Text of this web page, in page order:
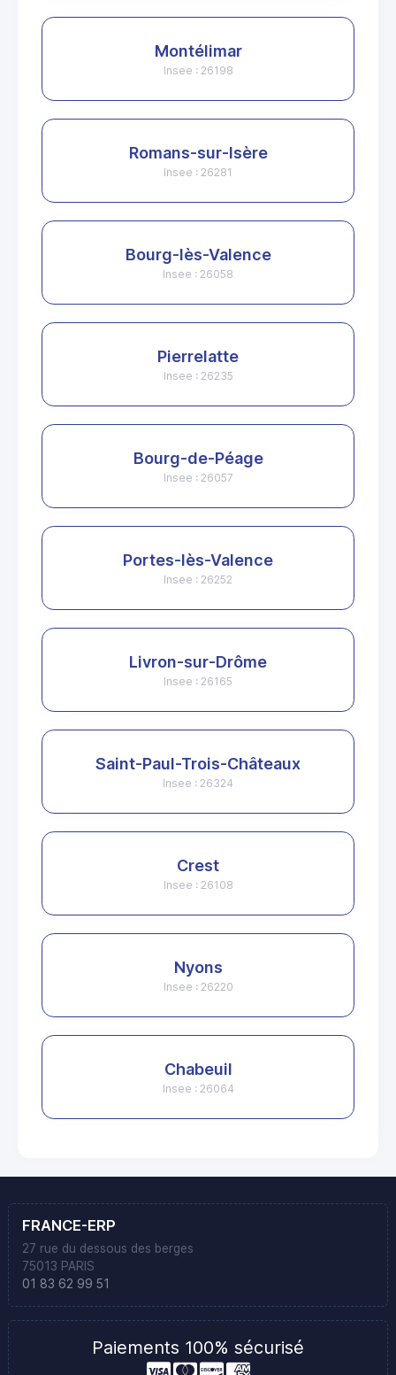
Montélimar
Insee : 26198
Romans-sur-Isère
Insee : 26281
Bourg-lès-Valence
Insee : 26058
Pierrelatte
Insee : 26235
Bourg-de-Péage
Insee : 26057
Portes-lès-Valence
Insee : 26252
Livron-sur-Drôme
Insee : 26165
Saint-Paul-Trois-Châteaux
Insee : 26324
Crest
Insee : 26108
Nyons
Insee : 26220
Chabeuil
Insee : 26064
FRANCE-ERP
27 rue du dessous des berges
75013 PARIS
01 83 62 99 51
Paiements 100% sécurisé